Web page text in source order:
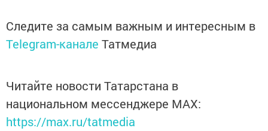
Следите за самым важным и интересным в
Telegram-канале Татмедиа
Читайте новости Татарстана в
национальном мессенджере MАХ:
https://max.ru/tatmedia